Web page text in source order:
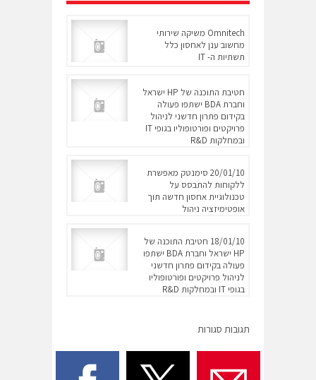
Omnitech משיקה שירותי
מחשוב ענן לאחסון כלל
תשתיות ה- IT
חטיבת התוכנה של HP ישראל
וחברת BDA ישתפו פעולה
בקידום פתרון חדשני לניהול
פרויקטים ופורטופוליו בגופי IT
ובמחלקות R&D
20/01/10 סימנטק מאפשרת
ללקוחות להתבסס על
טכנולוגיית אחסון חדשה תוך
אופטימיזציה ניהול
18/01/10 חטיבת התוכנה של
HP ישראל וחברת BDA ישתפו
פעולה בקידום פתרון חדשני
לניהול פרויקטים ופורטופוליו
בגופי IT ובמחלקות R&D
תגובות סגורות